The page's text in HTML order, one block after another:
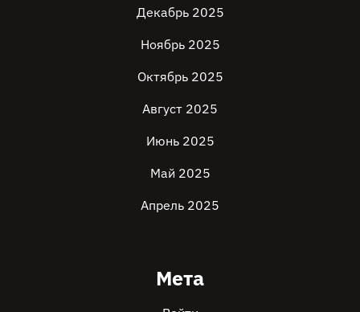
Декабрь 2025
Ноябрь 2025
Октябрь 2025
Август 2025
Июнь 2025
Май 2025
Апрель 2025
Мета